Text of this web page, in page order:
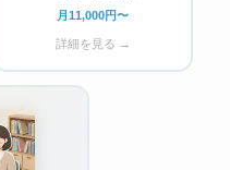
月11,000円〜
詳細を見る →